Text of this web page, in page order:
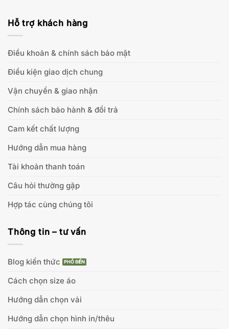
Hỗ trợ khách hàng
Điều khoản & chính sách bảo mật
Điều kiện giao dịch chung
Vận chuyển & giao nhận
Chính sách bảo hành & đổi trả
Cam kết chất lượng
Hướng dẫn mua hàng
Tài khoản thanh toán
Câu hỏi thường gặp
Hợp tác cùng chúng tôi
Thông tin – tư vấn
Blog kiến thức
Cách chọn size áo
Hướng dẫn chọn vải
Hướng dẫn chọn hình in/thêu